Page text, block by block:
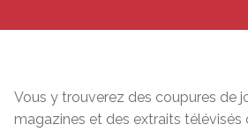
Vous y trouverez des coupures de
magazines et des extraits télévisés